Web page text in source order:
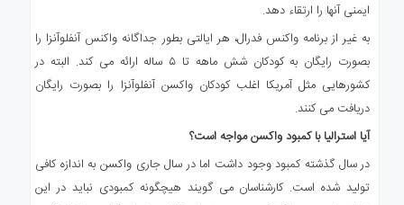
ایمنی آنها را ارتقاء دهد.
به غیر از برنامه واکنس فدرال، هر ایالتی بطور جداگانه واکنس آنفلوآنزا را
بصورت رایگان به کودکان شش ماهه تا ۵ ساله ارائه می کند. البته در
کشورهایی مثل آمریکا اغلب کودکان واکسن آنفلوآنزا را بصورت رایگان
دریافت می کنند.
آیا استرالیا با کمبود واکسن مواجه است؟
در سال گذشته کمبود وجود داشت اما در سال جاری واکسن به اندازه کافی
تولید شده است. کارشناسان می گویند هیچگونه کمبودی نباید در این